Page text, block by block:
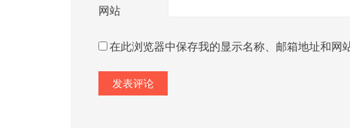
网站
在此浏览器中保存我的显示名称、邮箱地址和网